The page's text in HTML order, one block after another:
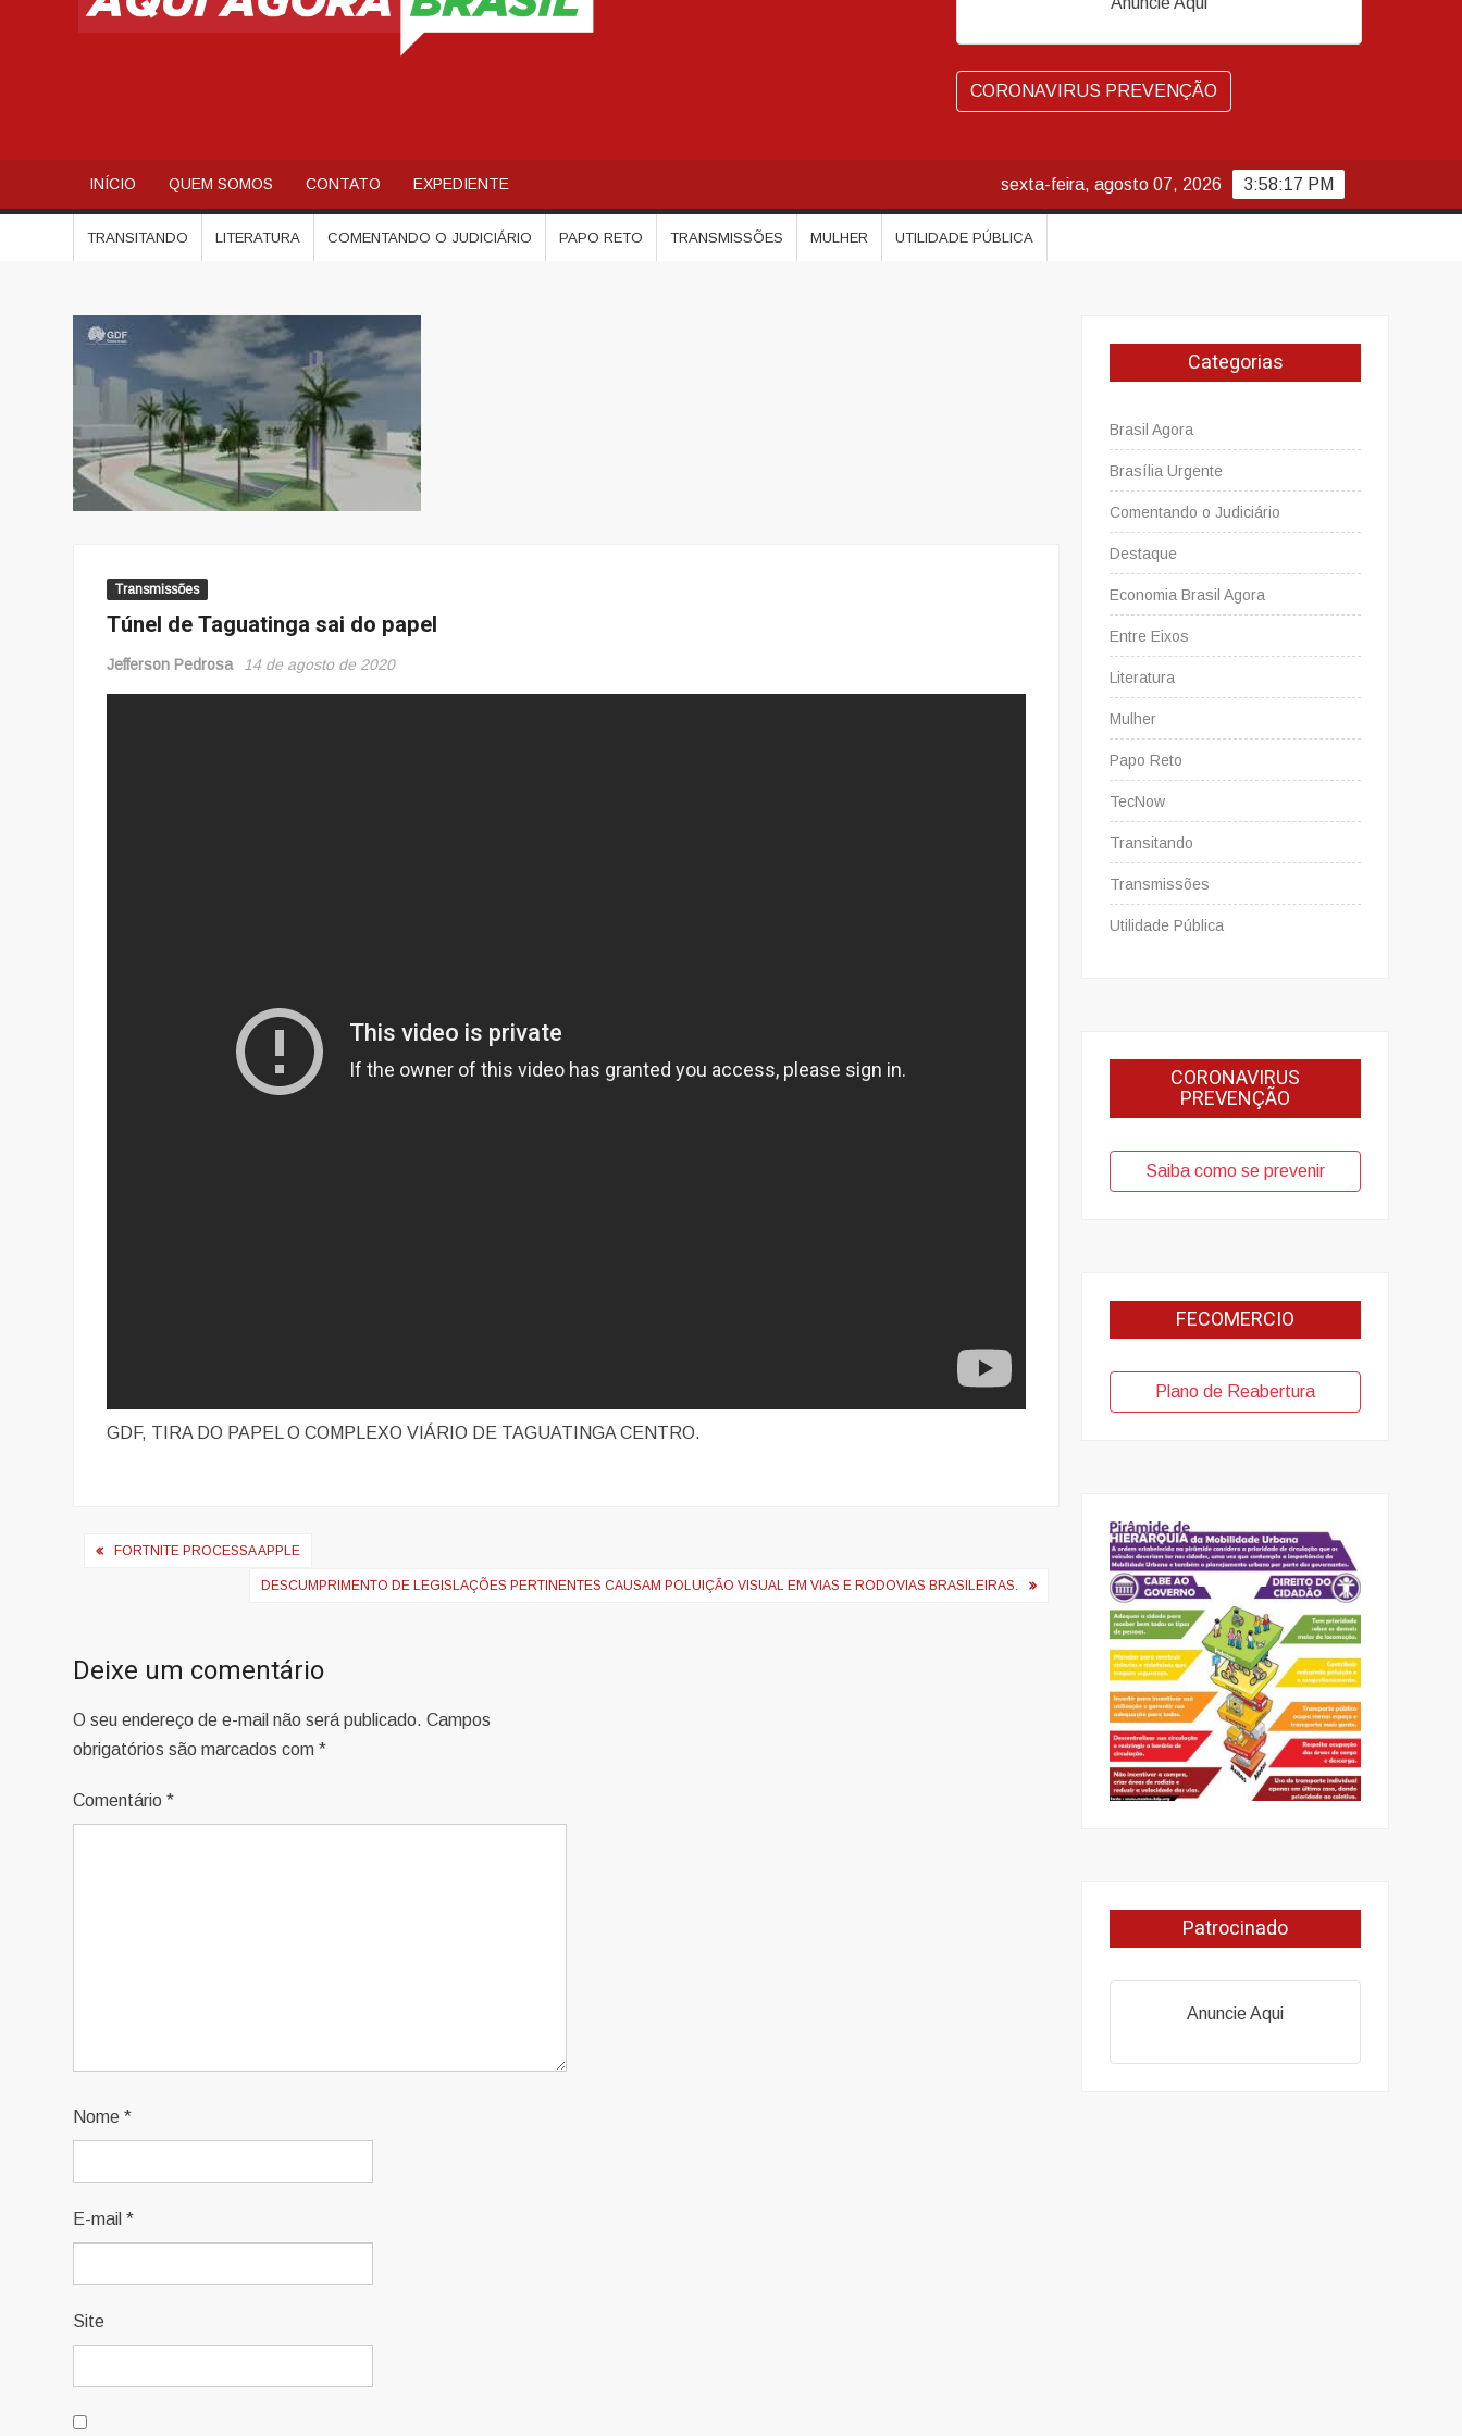
CORONAVIRUS PREVENÇÃO
INÍCIO QUEM SOMOS CONTATO EXPEDIENTE 3:58:18 PM
sexta-feira, agosto 07, 2026
TRANSITANDO LITERATURA COMENTANDO O JUDICIÁRIO PAPO RETO TRANSMISSÕES MULHER UTILIDADE PÚBLICA
Transmissões
Túnel de Taguatinga sai do papel
Jefferson Pedrosa 14 de agosto de 2020
GDF, TIRA DO PAPEL O COMPLEXO VIÁRIO DE TAGUATINGA CENTRO.
Navegação
FORTNITE PROCESSA APPLE
DESCUMPRIMENTO DE LEGISLAÇÕES PERTINENTES CAUSAM POLUIÇÃO VISUAL EM VIAS E RODOVIAS BRASILEIRAS.
Deixe um comentário
O seu endereço de e-mail não será publicado. Campos
obrigatórios são marcados com*
Comentário*
Nome*
E-mail*
Site
Categorias
Brasil Agora
Brasília Urgente
Comentando o Judiciário
Destaque
Economia Brasil Agora
Entre Eixos
Literatura
Mulher
Papo Reto
TecNow
Transitando
Transmissões
Utilidade Pública
CORONAVIRUS
PREVENÇÃO
Saiba como se prevenir
FECOMERCIO
Plano de Reabertura
Patrocinado
Anuncie Aqui